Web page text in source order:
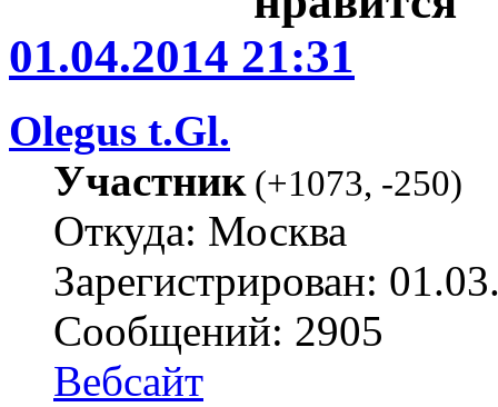
01.04.2014 21:31
Olegus t.Gl.
Участник(+1073, -250)
Откуда: Москва
Зарегистрирован:
Сообщений: 2905
Вебсайт